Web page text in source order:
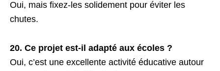
Oui, mais fixez-les solidement pour éviter les
chutes.
20. Ce projet est-il adapté aux écoles ?
Oui, c’est une excellente activité éducative autour